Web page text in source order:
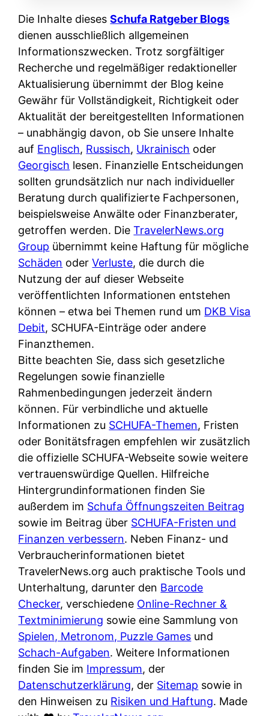
h
i
e
r
e
n
r
u
s
s
i
s
c
h
e
B
a
n
k
k
a
r
t
e
n
M
I
R
?
W
t
i
r
k
c
k
o
t
n
o
u
w
i
t
e
e
t
s
i
e
n
d
e
r
S
c
h
u
t
z
d
e
r
F
i
r
m
a
a
m
p
r
i
v
a
t
e
n
K
ü
c
h
e
n
t
i
s
c
h
e
n
d
e
Die Inhalte diesesSchufa Ratgeber Blogs
dienen ausschließlich allgemeinen
Informationszwecken. Trotz sorgfältiger
Recherche und regelmäßiger redaktioneller
Aktualisierung übernimmt der Blog keine
Gewähr für Vollständigkeit, Richtigkeit oder
Aktualität der bereitgestellten Informationen
– unabhängig davon, ob Sie unsere Inhalte
auf Englisch, Russisch, Ukrainisch oder
Georgisch lesen. Finanzielle Entscheidungen
sollten grundsätzlich nur nach individueller
Beratung durch qualifizierte Fachpersonen,
beispielsweise Anwälte oder Finanzberater,
getroffen werden. DieTravelerNews.org
Group übernimmt keine Haftung für mögliche
Schäden oderVerluste, die durch die
Nutzung der auf dieser Webseite
veröffentlichten Informationen entstehen
können – etwa bei Themen rund um DKB Visa
Debit, SCHUFA-Einträge oder andere
Finanzthemen.
Bitte beachten Sie, dass sich gesetzliche
Regelungen sowie finanzielle
Rahmenbedingungen jederzeit ändern
können. Für verbindliche und aktuelle
Informationen zu SCHUFA-Themen, Fristen
oder Bonitätsfragen empfehlen wir zusätzlich
die offizielle SCHUFA-Webseite sowie weitere
vertrauenswürdige Quellen. Hilfreiche
Hintergrundinformationen finden Sie
außerdem im Schufa Öffnungszeiten Beitrag
sowie im Beitrag über SCHUFA-Fristen und
Finanzen verbessern. Neben Finanz- und
Verbraucherinformationen bietet
TravelerNews.org auch praktische Tools und
Unterhaltung, darunter den Barcode
Checker, verschiedene Online-Rechner &
Textminimierung sowie eine Sammlung von
Spielen, Metronom, Puzzle Games und
Schach-Aufgaben. Weitere Informationen
finden Sie im Impressum, der
Datenschutzerklärung, der Sitemap sowie in
den Hinweisen zu Risiken und Haftung. Made